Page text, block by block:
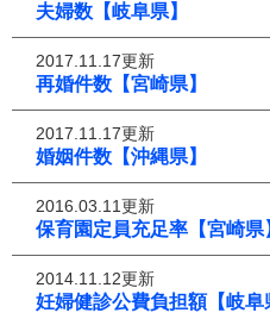
夫婦数【岐阜県】
2017.11.17更新
再婚件数【宮崎県】
2017.11.17更新
婚姻件数【沖縄県】
2016.03.11更新
保育園定員充足率【宮崎県
2014.11.12更新
妊婦健診公費負担額【岐阜